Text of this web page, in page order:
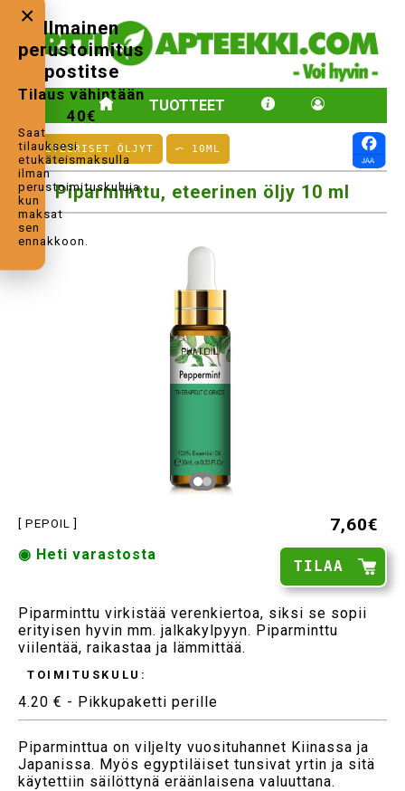
TUOTTEET
× Ilmainen
perustoimitus
postitse
Tilaus vähintään
40€
Saat
tilauksesi
etukäteismaksulla
ilman
perustoimituskuluja,
kun
maksat
sen
ennakkoon.
⤺ ETEERISET ÖLJYT ⤺ 10ML
Piparminttu, eteerinen öljy 10 ml
[ PEPOIL ] 7,60€
TILAA
◉ Heti varastosta
Piparminttu virkistää verenkiertoa, siksi se sopii
erityisen hyvin mm. jalkakylpyyn. Piparminttu
viilentää, raikastaa ja lämmittää.
TOIMITUSKULU:
4.20 € - Pikkupaketti perille
Piparminttua on viljelty vuosituhannet Kiinassa ja
Japanissa. Myös egyptiläiset tunsivat yrtin ja sitä
käytettiin säilöttynä eräänlaisena valuuttana.